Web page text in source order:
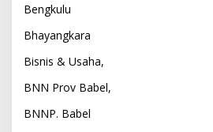
Bengkulu
Bhayangkara
Bisnis & Usaha,
BNN Prov Babel,
BNNP. Babel